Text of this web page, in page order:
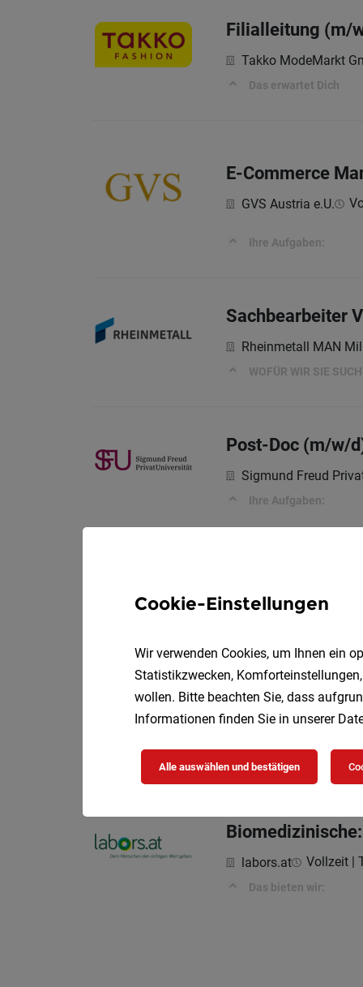
Filialleitung (m/
Takko ModeMarkt
Das erwartet Dich
E-Commerce
GVS Austria e.U.
Ihre Aufgaben:
Sachbearbeiter
Rheinmetall MAN
WOFÜR WIR SIE
Post-Doc (m/w/
Sigmund Freud
Ihre Aufgaben:
Rheinmetall MAN
Influencer &
labors.at Vollzeit |
Das bieten wir:
Cookie-Einstellungen
Wir verwenden Cookies, um Ihnen ein
Statistikzwecken,
wollen. Bitte beachten Sie, dass
Informationen finden Sie in unserer
Alle auswählen und bestätigen